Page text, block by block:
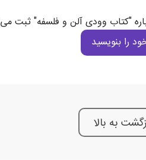
"کتاب وودی آلن و فلسفه" ثبت
را بنویسید
به بالا